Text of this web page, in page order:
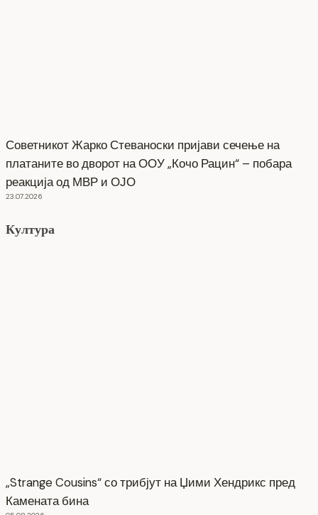
Советникот Жарко Стеваноски пријави сечење на
платаните во дворот на ООУ „Кочо Рацин“ – побара
реакција од МВР и ОЈО
23.07.2026
Култура
„Strange Cousins“ со трибјут на Џими Хендрикс пред
Камената бина